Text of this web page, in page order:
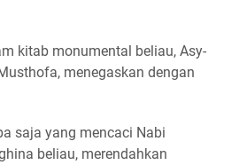
kitab monumental beliau, Asy-
menegaskan dengan
saja yang mencaci Nabi
beliau, merendahkan